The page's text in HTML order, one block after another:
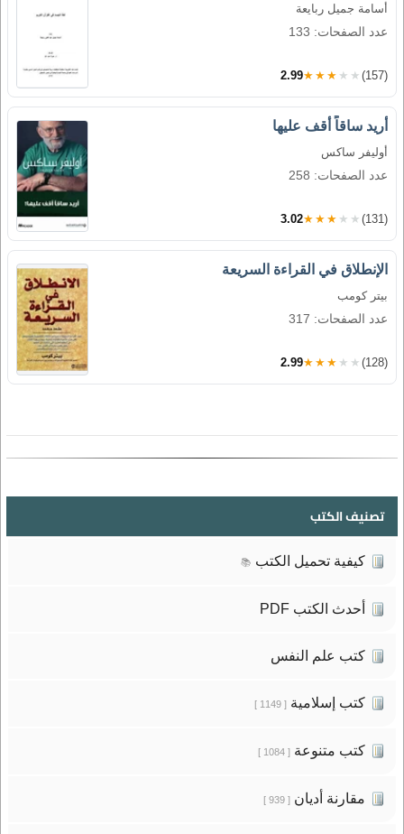
أسامة جميل ربايعة
عدد الصفحات: 133
2.99★★★★★ (157)
أريد ساقاً أقف عليها
أوليفر ساكس
عدد الصفحات: 258
3.02★★★★★ (131)
الإنطلاق في القراءة السريعة
بيتر كومب
عدد الصفحات: 317
2.99★★★★★ (128)
تصنيف الكتب
كيفية تحميل الكتب 📚
أحدث الكتب PDF
كتب علم النفس
كتب إسلامية[ 1149 ]
كتب متنوعة[ 1084 ]
مقارنة أديان[ 939 ]